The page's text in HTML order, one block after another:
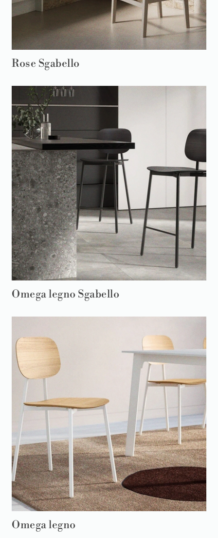
Rose Sgabello
Omega legno Sgabello
Omega legno